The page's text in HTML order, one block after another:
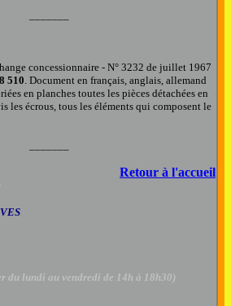
concessionnaire - N° 3232 de juillet 1967
510. Document en français, anglais, allemand
en planches toutes les pièces détachées en
les écrous, tous les éléments qui composent le
Retour à l'accueil
du lundi au vendredi de 14h à 18h30)